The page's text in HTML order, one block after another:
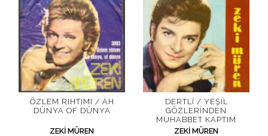
ÖZLEM RIHTIMI / AH
DÜNYA OF DÜNYA
ZEKI MÜREN
DERTLI / YEŞIL
GÖZLERINDEN
MUHABBET KAPTIM
ZEKI MÜREN